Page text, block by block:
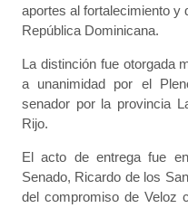
aportes al fortalecimiento y
República Dominicana.
La distinción fue otorgada
a unanimidad por el
senador por la provincia
Rijo.
El acto de entrega fue
Senado, Ricardo de los
del compromiso de Veloz